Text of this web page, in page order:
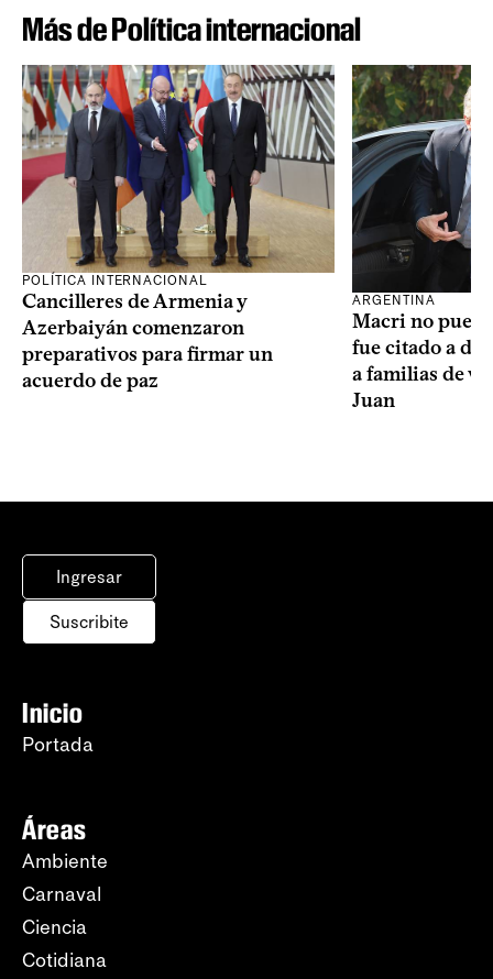
Más de Política internacional
POLÍTICA INTERNACIONAL
Cancilleres de Armenia y
Azerbaiyán comenzaron
preparativos para firmar un
acuerdo de paz
ARGENTINA
Macri no
fue citado a
a familias de
Juan
Ingresar
Suscribite
Inicio
Portada
Áreas
Ambiente
Carnaval
Ciencia
Cotidiana